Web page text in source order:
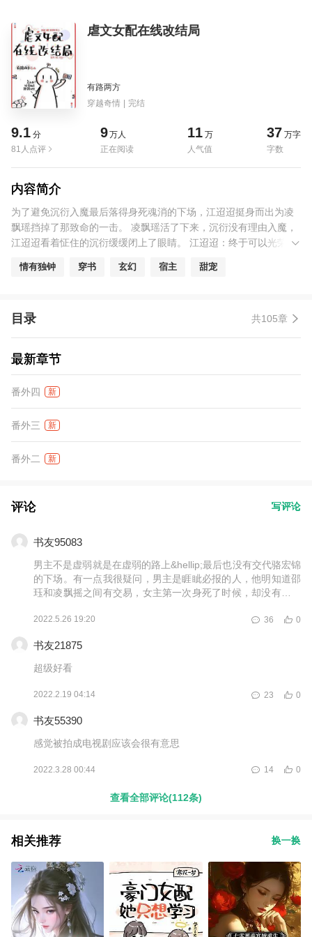
虐文女配在线改结局
有路两方
穿越奇情 | 完结
9.1 分
81人点评
9万人
正在阅读
11 万
人气值
37 万字
字数
内容简介
为了避免沉衍入魔最后落得身死魂消的下场，江迢迢挺身而出为凌
飘瑶挡掉了那致命的一击。 凌飘瑶活了下来，沉衍没有理由入魔，
江迢迢看着怔住的沉衍缓缓闭上了眼睛。 江迢迢：终于可以光荣下
尽了一身灵力也没有护住她的一缕魂息，而后抱着她的身体，入
道，“留在这里、好不好？” 江迢迢：“要不你再想想……”怕不是找错
彻云霄。
情有独钟 穿书 玄幻 宿主 甜宠
目录 共105章
最新章节
番外四 新
番外三 新
番外二 新
评论 写评论
书友95083
男主不是虚弱就是在虚弱的路上&hellip;最后也没有交代骆宏锦
的下场。有一点我很疑问，男主是睚眦必报的人，他明知道邵
珏和凌飘摇之间有交易，女主第一次身死了时候，却没有把邵
邵珏也是无法修炼的体质，最后怎么身体里有那么庞大的魔功
2022.5.26 19:20 0
36
书友21875
超级好看
2022.2.19 04:14 0
23
书友55390
感觉被拍成电视剧应该会很有意思
2022.3.28 00:44 0
14
查看全部评论(112条)
相关推荐 换一换